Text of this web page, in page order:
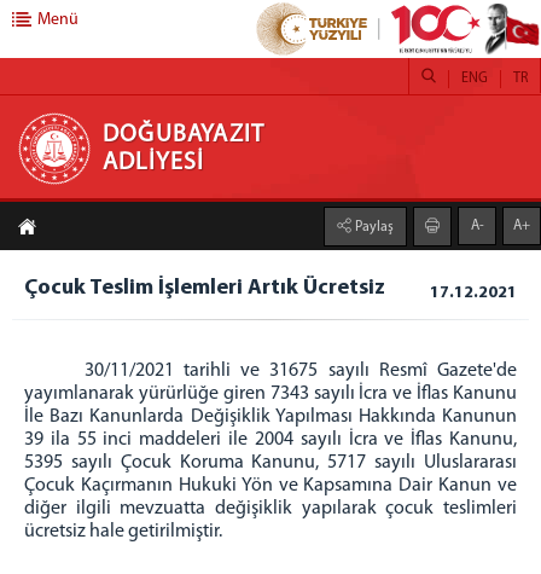
DOĞUBAYAZIT ADLİYESİ
ANASAYFA
ADLİYEMİZ
Doğubayazıt Adliyesi
Şehit Cumhuriyet Savcısı Hakan Kılıç Köşesi
Mülhakat Adliyesi
Diyadin Adliyesi
Diyadin Adliyesi Cumhuriyet Başsavcılığı ve
Mahkemeler
Diyadin Adliyesi Resim Galerisi
Denetimli Serbestlik Müdürlüğü
Menü
DOĞUBAYAZIT
ADLİYESİ
TR
ENG
Paylaş A- A+
Çocuk Teslim İşlemleri Artık Ücretsiz 17.12.2021
30/11/2021 tarihli ve 31675 sayılı Resmî Gazete'de
yayımlanarak yürürlüğe giren 7343 sayılı İcra ve İflas Kanunu
İle Bazı Kanunlarda Değişiklik Yapılması Hakkında Kanunun
39 ila 55 inci maddeleri ile 2004 sayılı İcra ve İflas Kanunu,
5395 sayılı Çocuk Koruma Kanunu, 5717 sayılı Uluslararası
Çocuk Kaçırmanın Hukuki Yön ve Kapsamına Dair Kanun ve
diğer ilgili mevzuatta değişiklik yapılarak çocuk teslimleri
ücretsiz hale getirilmiştir.